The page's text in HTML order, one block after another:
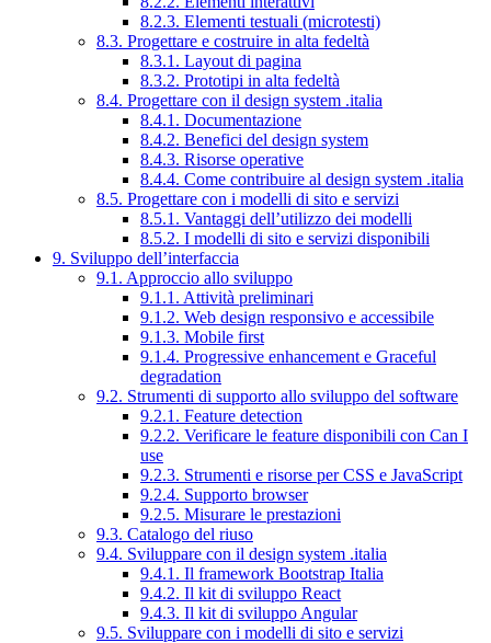
8.2.3. Elementi testuali (microtesti)
8.3. Progettare e costruire in alta fedeltà
8.3.1. Layout di pagina
8.3.2. Prototipi in alta fedeltà
8.4. Progettare con il design system .italia
8.4.1. Documentazione
8.4.2. Benefici del design system
8.4.3. Risorse operative
8.4.4. Come contribuire al design system .italia
8.5. Progettare con i modelli di sito e servizi
8.5.1. Vantaggi dell’utilizzo dei modelli
8.5.2. I modelli di sito e servizi disponibili
9. Sviluppo dell’interfaccia
9.1. Approccio allo sviluppo
9.1.1. Attività preliminari
9.1.2. Web design responsivo e accessibile
9.1.3. Mobile first
9.1.4. Progressive enhancement e Graceful
degradation
9.2. Strumenti di supporto allo sviluppo del software
9.2.1. Feature detection
9.2.2. Verificare le feature disponibili con Can I
use
9.2.3. Strumenti e risorse per CSS e JavaScript
9.2.4. Supporto browser
9.2.5. Misurare le prestazioni
9.3. Catalogo del riuso
9.4. Sviluppare con il design system .italia
9.4.1. Il framework Bootstrap Italia
9.4.2. Il kit di sviluppo React
9.4.3. Il kit di sviluppo Angular
9.5. Sviluppare con i modelli di sito e servizi